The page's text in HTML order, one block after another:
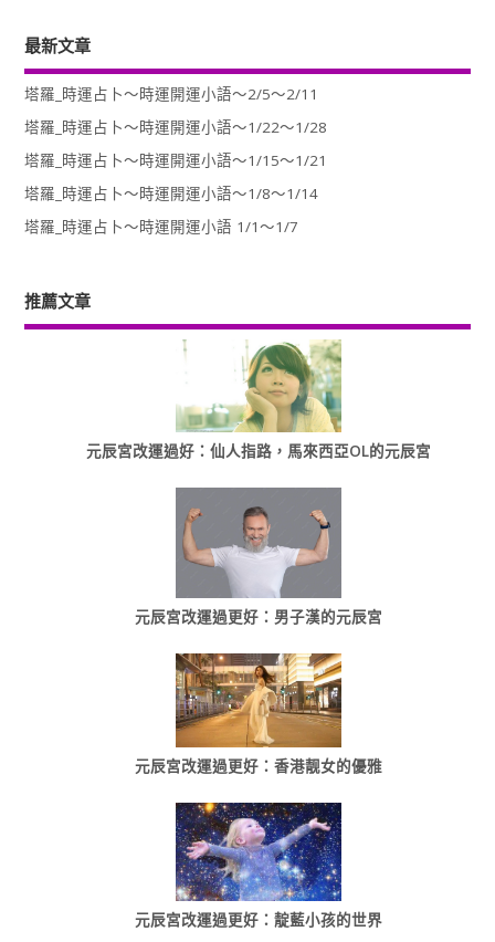
最新文章
塔羅_時運占卜～時運開運小語～2/5～2/11
塔羅_時運占卜～時運開運小語～1/22～1/28
塔羅_時運占卜～時運開運小語～1/15～1/21
塔羅_時運占卜～時運開運小語～1/8～1/14
塔羅_時運占卜～時運開運小語 1/1～1/7
推薦文章
元辰宮改運過好：仙人指路，馬來西亞OL的元辰宮
元辰宮改運過更好：男子漢的元辰宮
元辰宮改運過更好：香港靓女的優雅
元辰宮改運過更好：靛藍小孩的世界